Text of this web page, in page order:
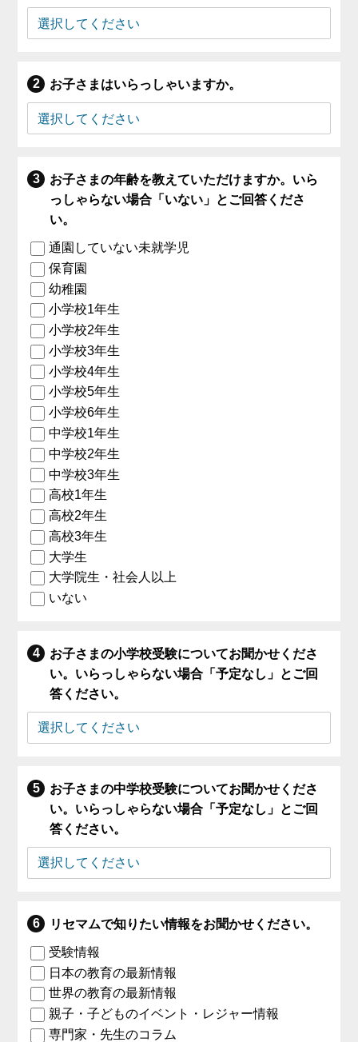
お子さまはいらっしゃいますか。
お子さまの年齢を教えていただけますか。いら
っしゃらない場合「いない」とご回答くださ
い。
通園していない未就学児
保育園
幼稚園
小学校1年生
小学校2年生
小学校3年生
小学校4年生
小学校5年生
小学校6年生
中学校1年生
中学校2年生
中学校3年生
高校1年生
高校2年生
高校3年生
大学生
大学院生・社会人以上
いない
お子さまの小学校受験についてお聞かせくださ
い。いらっしゃらない場合「予定なし」とご回
答ください。
お子さまの中学校受験についてお聞かせくださ
い。いらっしゃらない場合「予定なし」とご回
答ください。
リセマムで知りたい情報をお聞かせください。
受験情報
日本の教育の最新情報
世界の教育の最新情報
親子・子どものイベント・レジャー情報
専門家・先生のコラム